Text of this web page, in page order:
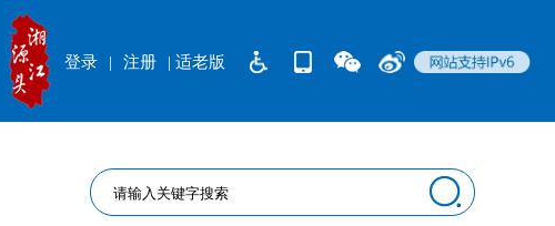
| 适老版
登录 | 注册